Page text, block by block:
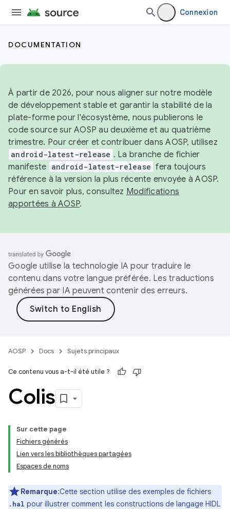
Connexion
DOCUMENTATION
À partir de 2026, pour nous aligner sur notre modèle
de développement stable et garantir la stabilité de la
plate-forme pour l'écosystème, nous publierons le
code source sur AOSP au deuxième et au quatrième
trimestre. Pour créer et contribuer dans AOSP, utilisez
android-latest-release . La branche de fichier
manifeste android-latest-release fera toujours
référence à la version la plus récente envoyée à AOSP.
Pour en savoir plus, consultez Modifications
apportées à AOSP.
Google utilise la technologie IA pour traduire le
contenu dans votre langue préférée. Les traductions
générées par IA peuvent contenir des erreurs.
AOSP Docs Sujets principaux
Ce contenu vous a-t-il été utile ?
Colis
Sur cette page
Fichiers générés
Lien vers les bibliothèques partagées
Espaces de noms
Remarque:Cette section utilise des exemples de fichiers
.hal pour illustrer comment les constructions de langage HIDL